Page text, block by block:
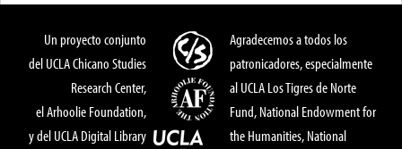
Un proyecto conjunto
del UCLA Chicano Studies
Research Center,
el Arhoolie Foundation,
y del UCLA Digital Library
Agradecemos a todos los
patronicadores, especialmente
al UCLA Los Tigres de Norte
Fund, National Endowment for
the Humanities, National